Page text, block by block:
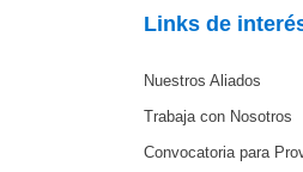
Links de
Nuestros Aliados
Trabaja con Nosotros
Convocatoria para